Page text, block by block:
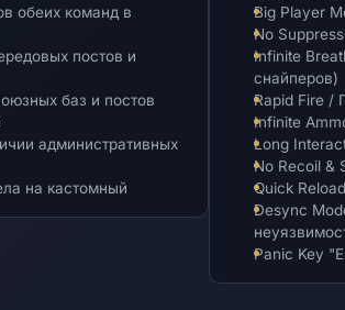
обеих команд в
постов и
баз и постов
административных
на кастомный
Big Player
No
Infinite
снайперов)
Rapid Fire /
Infinite
Long
No Recoil &
Quick
Desync
Panic Key